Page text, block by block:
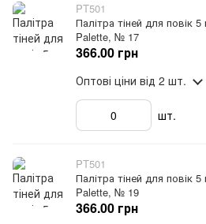
PT501
Палітра тіней для повік
Palette, № 17
366.00 грн
Оптові ціни від 2 шт.
шт.
PT501
Палітра тіней для повік
Palette, № 19
366.00 грн